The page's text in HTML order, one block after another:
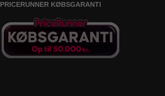
PRICERUNNER KØBSGARANTI